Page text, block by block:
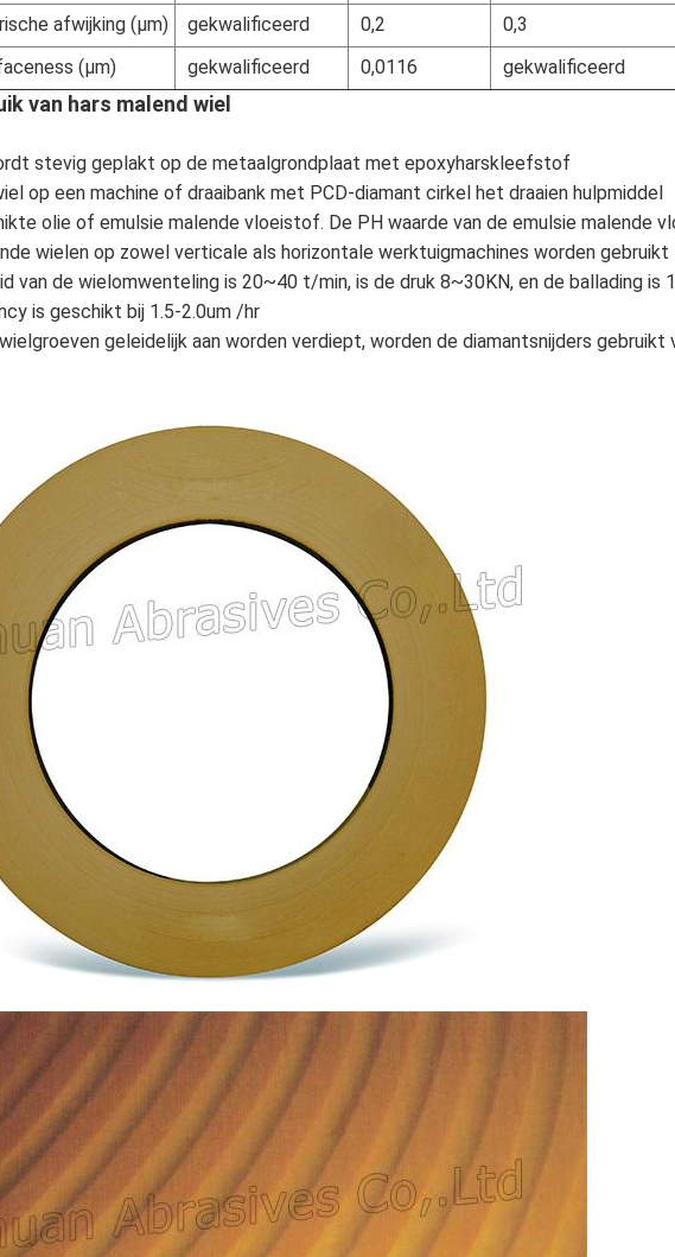
afwijking (μm) gekwalificeerd 0,2
0,3
(μm)
gekwalificeerd 0,0116 gekwalificeerd
van hars malend wiel
stevig geplakt op de metaalgrondplaat met epoxyharskleefstof
op een machine of draaibank met PCD-diamant cirkel het draaien hulpmiddel
olie of emulsie malende vloeistof. De PH waarde van de emulsie malende
wielen op zowel verticale als horizontale werktuigmachines worden gebruikt
van de wielomwenteling is 20~40 t/min, is de druk 8~30KN, en de ballading is
is geschikt bij 1.5-2.0um /hr
geleidelijk aan worden verdiept, worden de diamantsnijders gebruikt